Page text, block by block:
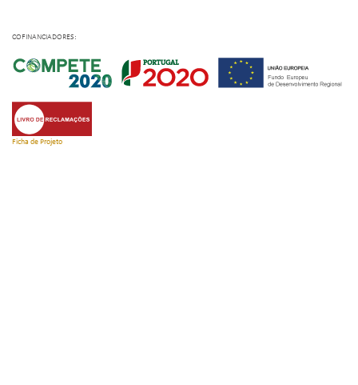
COFINANCIADORES:
Ficha de Projeto